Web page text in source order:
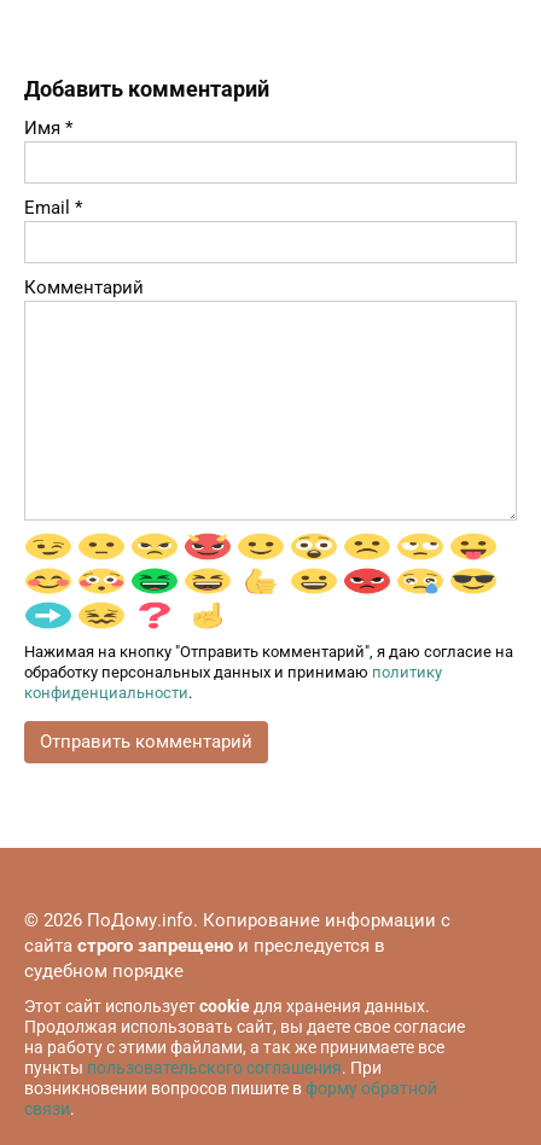
Добавить комментарий
Имя *
Email *
Комментарий
Нажимая на кнопку "Отправить комментарий", я даю согласие на
обработку персональных данных и принимаю политику
конфиденциальности.
© 2026 ПоДому.info. Копирование информации с
сайта строго запрещено и преследуется в
судебном порядке
Этот сайт используетcookie для хранения данных.
Продолжая использовать сайт, вы даете свое согласие
на работу с этими файлами, а так же принимаете все
пункты пользовательского соглашения. При
возникновении вопросов пишите вформу обратной
связи.